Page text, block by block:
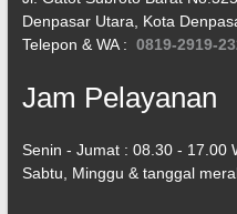
Denpasar Utara, Kota
Telepon & WA : 0819-2919-
Jam Pelayanan
Senin - Jumat : 08.30 - 17.00
Sabtu, Minggu & tanggal